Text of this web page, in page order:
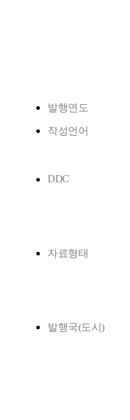
발행연도
작성언어
DDC
자료형태
발행국(도시)